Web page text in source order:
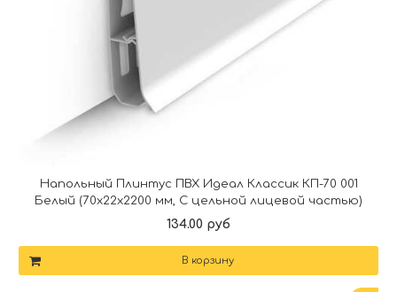
Напольный Плинтус ПВХ Идеал Классик КП-70 001
Белый (70х22х2200 мм, С цельной лицевой частью)
134.00 руб
В корзину